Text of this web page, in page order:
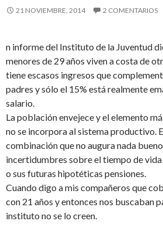
21 NOVIEMBRE, 2014 2 COMENTARIOS
n informe del Instituto de la Juventud
menores de 29 años viven a costa de
tiene escasos ingresos que
padres y sólo el 15% está realmente
salario.
La población envejece y el elemento
no se incorpora al sistema productivo.
combinación que no augura nada
incertidumbres sobre el tiempo de
o sus futuras hipotéticas pensiones.
Cuando digo a mis compañeros que
con 21 años y entonces nos buscaban
instituto no se lo creen.